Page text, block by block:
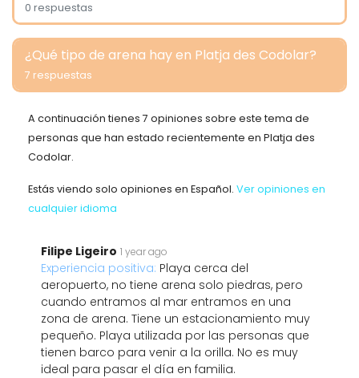
0 respuestas
¿Qué tipo de arena hay en Platja des Codolar?
7 respuestas
A continuación tienes 7 opiniones sobre este tema de
personas que han estado recientemente en Platja des
Codolar.
Estás viendo solo opiniones en Español. Ver opiniones en
cualquier idioma
Filipe Ligeiro 1 year ago
Experiencia positiva: Playa cerca del
aeropuerto, no tiene arena solo piedras, pero
cuando entramos al mar entramos en una
zona de arena. Tiene un estacionamiento muy
pequeño. Playa utilizada por las personas que
tienen barco para venir a la orilla. No es muy
ideal para pasar el día en familia.